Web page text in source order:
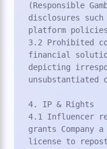
(Responsible
disclosures such
platform
3.2 Prohibited
financial
depicting
unsubstantiated
4. IP & Rights
4.1 Influencer
grants Company
license to